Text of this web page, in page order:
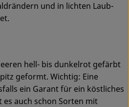
und in lichten Laub-
hell- bis dunkelrot gefärbt
geformt. Wichtig: Eine
ein Garant für ein köstliches
auch schon Sorten mit